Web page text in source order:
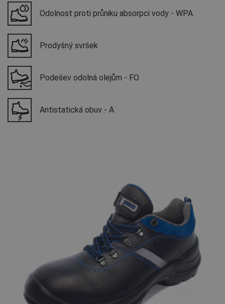
Odolnost proti průniku absorpci vody - WPA
Prodyšný svršek
Podešev odolná olejům - FO
Antistatická obuv - A